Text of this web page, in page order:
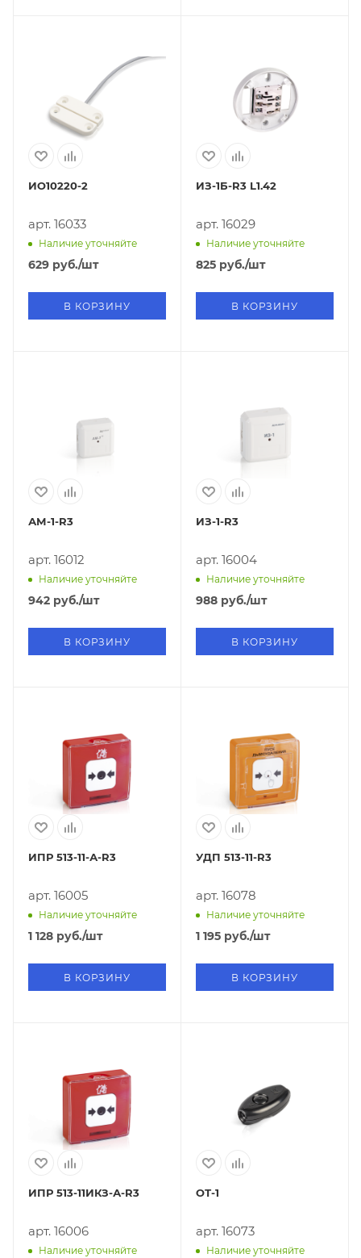
ИО10220-2
арт. 16033
Наличие уточняйте
629 руб./шт
В КОРЗИНУ
ИЗ-1Б-R3 L1.42
арт. 16029
Наличие уточняйте
825 руб./шт
В КОРЗИНУ
АМ-1-R3
арт. 16012
Наличие уточняйте
942 руб./шт
В КОРЗИНУ
ИЗ-1-R3
арт. 16004
Наличие уточняйте
988 руб./шт
В КОРЗИНУ
ИПР 513-11-А-R3
арт. 16005
Наличие уточняйте
1 128 руб./шт
В КОРЗИНУ
УДП 513-11-R3
арт. 16078
Наличие уточняйте
1 195 руб./шт
В КОРЗИНУ
ИПР 513-11ИКЗ-А-R3
арт. 16006
Наличие уточняйте
ОТ-1
арт. 16073
Наличие уточняйте